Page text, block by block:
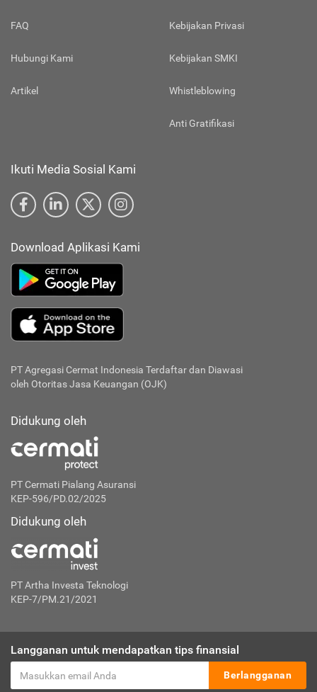
FAQ
Hubungi Kami
Artikel
Kebijakan Privasi
Kebijakan SMKI
Whistleblowing
Anti Gratifikasi
Ikuti Media Sosial Kami
Download Aplikasi Kami
PT Agregasi Cermat Indonesia Terdaftar dan Diawasi
oleh Otoritas Jasa Keuangan (OJK)
Didukung oleh
PT Cermati Pialang Asuransi
KEP-596/PD.02/2025
Didukung oleh
PT Artha Investa Teknologi
KEP-7/PM.21/2021
Langganan untuk mendapatkan tips finansial
Berlangganan